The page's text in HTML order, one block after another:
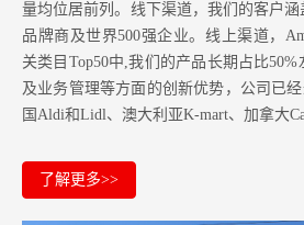
量均位居前列。 线下渠道，我们的客户
品牌商及世界500强企业。 线上渠道，
关类目Top50中,我们的产品长期占比
及业务管理等方面的创新优势，公司已
国Aldi和Lidl、澳大利亚K-mart、加拿大
了解更多>>